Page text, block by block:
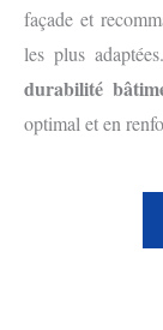
façade et
les plus
durabilité
optimal et en